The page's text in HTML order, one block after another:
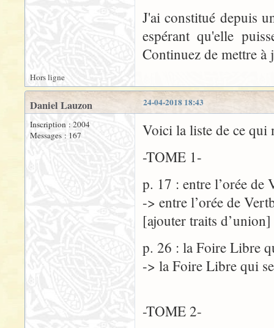
J'ai constitué depuis
espérant qu'elle
Continuez de mettre
Hors ligne
24-04-2018 18:43
Daniel Lauzon
Inscription : 2004
Messages : 167
Voici la liste de ce qui
-TOME 1-
p. 17 : entre l’orée de
-> entre l’orée de
[ajouter traits d’union]
p. 26 : la Foire Libre
-> la Foire Libre qui
-TOME 2-